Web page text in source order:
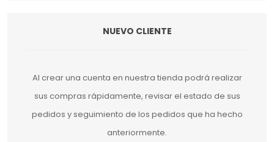
NUEVO CLIENTE
Al crear una cuenta en nuestra tienda podrá realizar
sus compras rápidamente, revisar el estado de sus
pedidos y seguimiento de los pedidos que ha hecho
anteriormente.